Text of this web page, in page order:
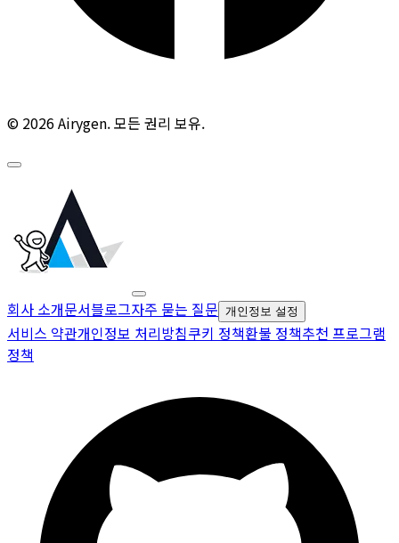
© 2026 Airygen. 모든 권리 보유.
회사 소개문서블로그자주 묻는 질문 개인정보 설정
서비스 약관개인정보 처리방침쿠키 정책환불 정책추천 프로그램
정책